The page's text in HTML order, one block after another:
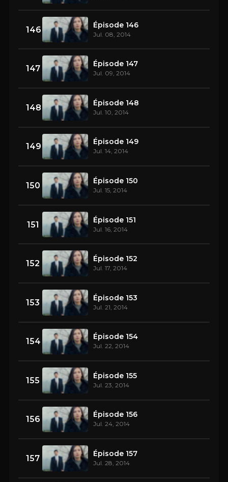
146 Épisode 146
Jul. 08, 2014
147 Épisode 147
Jul. 09, 2014
148 Épisode 148
Jul. 10, 2014
149 Épisode 149
Jul. 14, 2014
150 Épisode 150
Jul. 15, 2014
151 Épisode 151
Jul. 16, 2014
152 Épisode 152
Jul. 17, 2014
153 Épisode 153
Jul. 21, 2014
154 Épisode 154
Jul. 22, 2014
155 Épisode 155
Jul. 23, 2014
156 Épisode 156
Jul. 24, 2014
157 Épisode 157
Jul. 28, 2014